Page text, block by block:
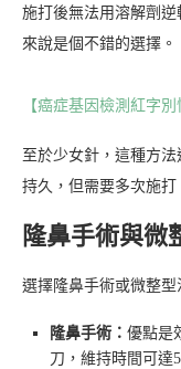
施打後無法用溶解劑
來說是個不錯的選擇。
【癌症基因檢測紅字
至於少女針，這種方
持久，但需要多次施打
隆鼻手術與微
選擇隆鼻手術或微整型
隆鼻手術： 優點是
刀，維持時間可達